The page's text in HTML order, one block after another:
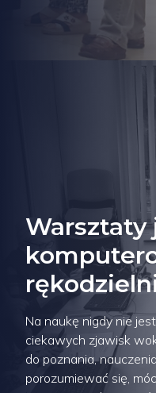
Warsztaty
Na naukę nigdy nie
ciekawych zjawisk
do poznania,
porozumiewać się,